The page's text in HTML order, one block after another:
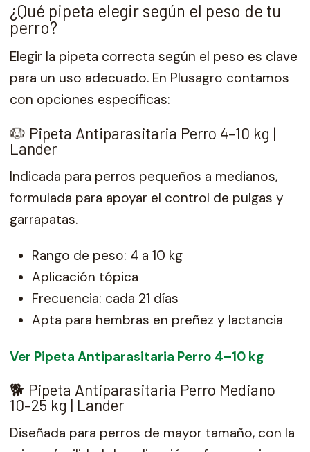
¿Qué pipeta elegir según el peso de tu
perro?
Elegir la pipeta correcta según el peso es clave
para un uso adecuado. En Plusagro contamos
con opciones específicas:
🐶 Pipeta Antiparasitaria Perro 4–10 kg |
Lander
Indicada para perros pequeños a medianos,
formulada para apoyar el control de pulgas y
garrapatas.
Rango de peso: 4 a 10 kg
Aplicación tópica
Frecuencia: cada 21 días
Apta para hembras en preñez y lactancia
Ver Pipeta Antiparasitaria Perro 4–10 kg
🐕 Pipeta Antiparasitaria Perro Mediano
10–25 kg | Lander
Diseñada para perros de mayor tamaño, con la